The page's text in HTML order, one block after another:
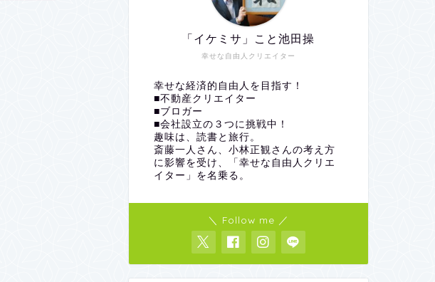
幸せな自由人クリエイター
「イケミサ」こと池田操
幸せな経済的自由人を目指す！
■不動産クリエイター
■ブロガー
■会社設立の３つに挑戦中！
趣味は、読書と旅行。
斎藤一人さん、小林正観さんの考え方
に影響を受け、「幸せな自由人クリエ
イター」を名乗る。
＼ Follow me ／